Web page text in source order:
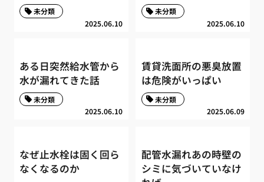
2025.06.10
未分類
2025.06.10
未分類
ある日突然給水管から
水が漏れてきた話
2025.06.10
未分類
賃貸洗面所の悪臭放置
は危険がいっぱい
2025.06.09
未分類
なぜ止水栓は固く回ら
なくなるのか
配管水漏れあの時壁の
シミに気づいていなけ